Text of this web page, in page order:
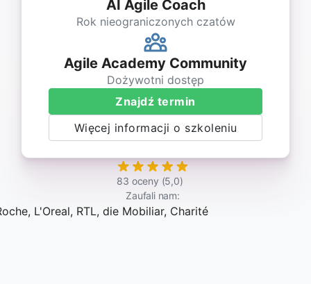
AI Agile Coach
Rok nieograniczonych czatów
Agile Academy Community
Dożywotni dostęp
Znajdź termin
Więcej informacji o szkoleniu
83 oceny (5,0)
Zaufali nam: